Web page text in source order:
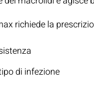
richiede la
di infezione